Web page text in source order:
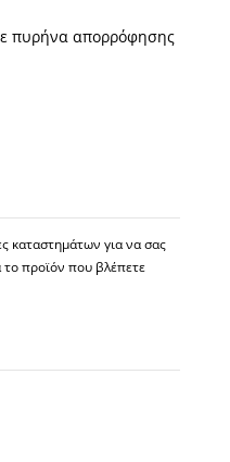
πυρήνα απορρόφησης
καταστημάτων για να σας
προϊόν που βλέπετε